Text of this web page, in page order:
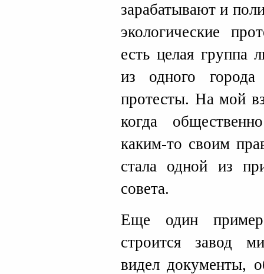
зарабатывают и
экологические
есть целая группа
из одного
протесты. На мой
когда
каким-то своим
стала одной из
совета.
Еще один
строится завод
видел документы,